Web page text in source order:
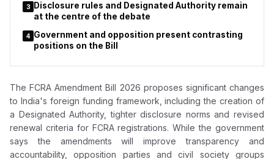
3
Disclosure rules and Designated Authority remain
at the centre of the debate
4 Government and opposition present contrasting
positions on the Bill
The FCRA Amendment Bill 2026 proposes significant changes
to India's foreign funding framework, including the creation of
a Designated Authority, tighter disclosure norms and revised
renewal criteria for FCRA registrations. While the government
says the amendments will improve transparency and
accountability, opposition parties and civil society groups